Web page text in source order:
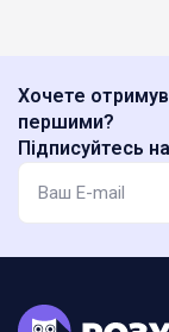
Хочете
першими?
Підписуйтесь